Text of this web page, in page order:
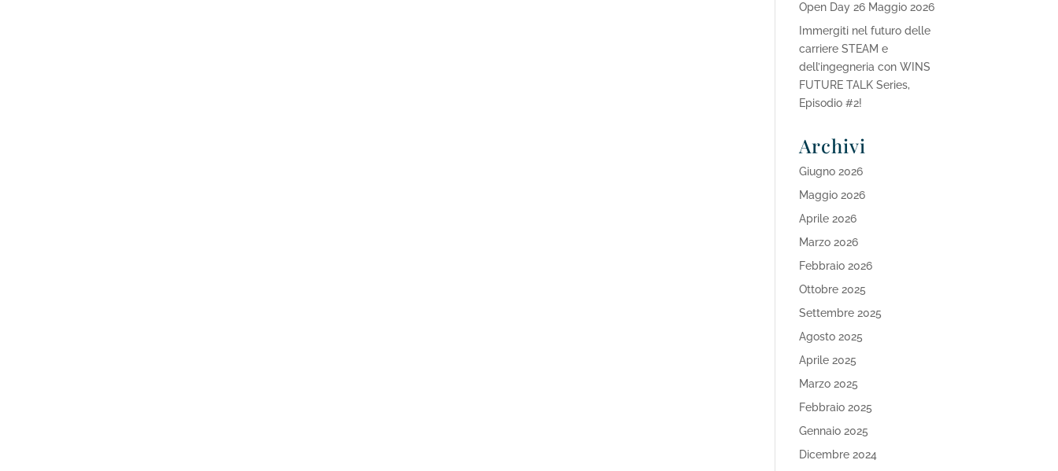
Open Day 26 Maggio 2026
Immergiti nel futuro delle
carriere STEAM e
dell’ingegneria con WINS
FUTURE TALK Series,
Episodio #2!
Archivi
Giugno 2026
Maggio 2026
Aprile 2026
Marzo 2026
Febbraio 2026
Ottobre 2025
Settembre 2025
Agosto 2025
Aprile 2025
Marzo 2025
Febbraio 2025
Gennaio 2025
Dicembre 2024